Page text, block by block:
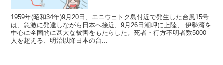
1959年(昭和34年)9月20日、エニウェトク島付近で発生した台風15号
は、急激に発達しながら日本へ接近、9月26日潮岬に上陸、 伊勢湾を
中心に全国的に甚大な被害をもたらした。死者・行方不明者数5000
人を超える、明治以降日本の台...